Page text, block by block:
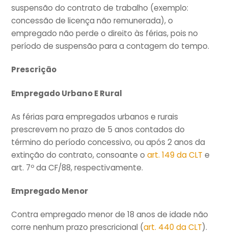
suspensão do contrato de trabalho (exemplo:
concessão de licença não remunerada), o
empregado não perde o direito às férias, pois no
período de suspensão para a contagem do tempo.
Prescrição
Empregado Urbano E Rural
As férias para empregados urbanos e rurais
prescrevem no prazo de 5 anos contados do
término do período concessivo, ou após 2 anos da
extinção do contrato, consoante oart. 149 da CLT e
art. 7º da CF/88, respectivamente.
Empregado Menor
Contra empregado menor de 18 anos de idade não
corre nenhum prazo prescricional (art. 440 da CLT).